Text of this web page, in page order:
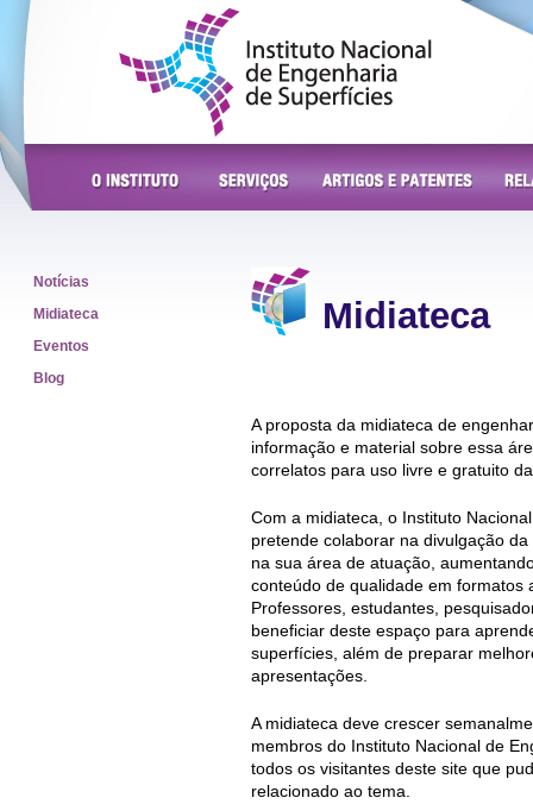
Instituto Nacional de
Engenharia de Superfícies
Notícias
Midiateca
Eventos
Blog
Midiateca
A proposta da midiateca de
informação e material sobre essa
correlatos para uso livre e gratuito
Com a midiateca, o Instituto
pretende colaborar na divulgação
na sua área de atuação,
conteúdo de qualidade em formatos
Professores, estudantes,
beneficiar deste espaço para
superfícies, além de preparar
apresentações.
A midiateca deve crescer
membros do Instituto Nacional de
todos os visitantes deste site que
relacionado ao tema.